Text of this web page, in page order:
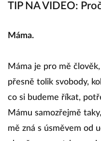
TIP NA VIDEO:
Máma.
Máma je pro mě
přesně tolik svobody,
co si budeme říkat,
Mámu samozřejmě
mě zná s úsměvem od